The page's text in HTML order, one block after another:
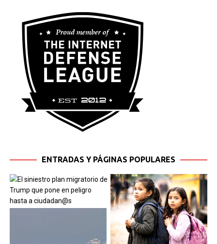
ENTRADAS Y PÁGINAS POPULARES